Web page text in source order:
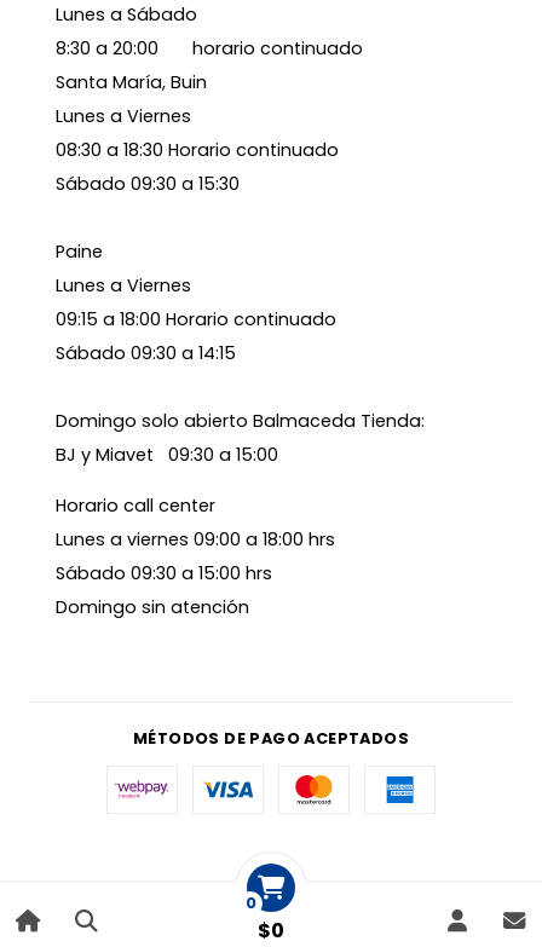
0
$0
Lunes a Sábado
8:30 a 20:00 horario continuado
Santa María, Buin
Lunes a Viernes
08:30 a 18:30 Horario continuado
Sábado 09:30 a 15:30
Paine
Lunes a Viernes
09:15 a 18:00 Horario continuado
Sábado 09:30 a 14:15
Domingo solo abierto Balmaceda Tienda:
BJ y Miavet 09:30 a 15:00
Horario call center
Lunes a viernes 09:00 a 18:00 hrs
Sábado 09:30 a 15:00 hrs
Domingo sin atención
MÉTODOS DE PAGO ACEPTADOS
|